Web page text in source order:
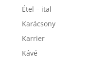
Étel – ital
Karácsony
Karrier
Kávé